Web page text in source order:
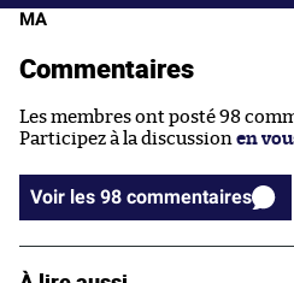
MA
Commentaires
Les membres ont posté 98
Participez à la discussion en
Voir les 98 commentaires